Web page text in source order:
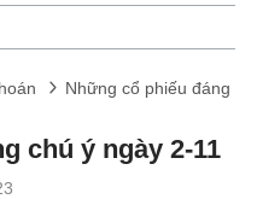
Những cổ phiếu đáng
chú ý ngày 2-11